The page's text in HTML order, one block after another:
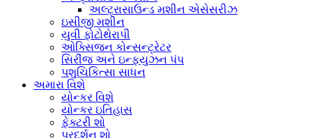
અલ્ટ્રાસાઉન્ડ મશીન એસેસરીઝ
ઇસીજી મશીન
યુવી ફોટોથેરાપી
ઓક્સિજન કોન્સન્ટ્રેટર
સિરીંજ અને ઇન્ફ્યુઝન પંપ
પશુચિકિત્સા સાધન
અમારા વિશે
યોન્કર વિશે
યોન્કર ઇતિહાસ
ફેક્ટરી શો
પ્રદર્શન શો